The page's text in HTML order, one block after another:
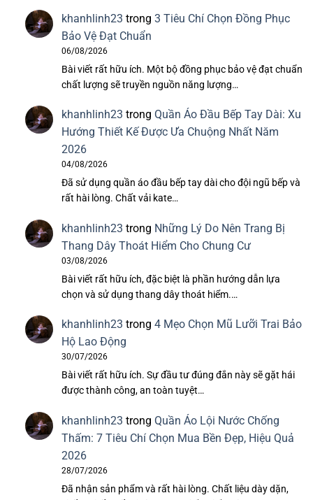
khanhlinh23 trong 3 Tiêu Chí Chọn Đồng Phục
Bảo Vệ Đạt Chuẩn
06/08/2026
Bài viết rất hữu ích. Một bộ đồng phục bảo vệ đạt chuẩn
chất lượng sẽ truyền nguồn năng lượng…
khanhlinh23 trong Quần Áo Đầu Bếp Tay Dài: Xu
Hướng Thiết Kế Được Ưa Chuộng Nhất Năm
2026
04/08/2026
Đã sử dụng quần áo đầu bếp tay dài cho đội ngũ bếp và
rất hài lòng. Chất vải kate…
khanhlinh23 trong Những Lý Do Nên Trang Bị
Thang Dây Thoát Hiểm Cho Chung Cư
03/08/2026
Bài viết rất hữu ích, đặc biệt là phần hướng dẫn lựa
chọn và sử dụng thang dây thoát hiểm.…
khanhlinh23 trong 4 Mẹo Chọn Mũ Lưỡi Trai Bảo
Hộ Lao Động
30/07/2026
Bài viết rất hữu ích. Sự đầu tư đúng đắn này sẽ gặt hái
được thành công, an toàn tuyệt…
khanhlinh23 trong Quần Áo Lội Nước Chống
Thấm: 7 Tiêu Chí Chọn Mua Bền Đẹp, Hiệu Quả
2026
28/07/2026
Đã nhận sản phẩm và rất hài lòng. Chất liệu dày dặn,